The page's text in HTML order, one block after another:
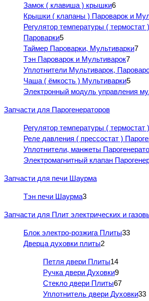
Замок ( клавиша ) крышки6
Крышки ( клапаны ) Пароварок и
Регулятор температуры ( термостат
Пароварки5
Таймер Пароварки, Мультиварки7
Тэн Пароварок и Мультиварок7
Уплотнители Мультиварок,
Чаша ( ёмкость ) Мультиварки5
Электронный модуль управления
Запчасти для Парогенераторов
Регулятор температуры ( термостат
Реле давления ( прессостат )
Уплотнители, манжеты
Электромагнитный клапан
Запчасти для печи Шаурма
Тэн печи Шаурма3
Запчасти для Плит электрических и
Блок электро-розжига Плиты33
Дверца духовки плиты2
Петля двери Плиты14
Ручка двери Духовки9
Стекло двери Плиты67
Уплотнитель двери Духовки33